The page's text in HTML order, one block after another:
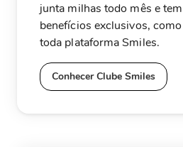
junta milhas todo mês e
benefícios exclusivos,
toda plataforma Smiles.
Conhecer Clube Smiles